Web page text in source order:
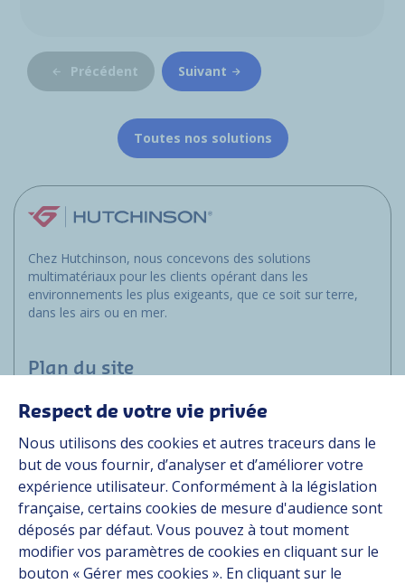
Précédent Suivant
Toutes nos solutions
Chez Hutchinson, nous concevons des solutions
multimatériaux pour les clients opérant dans les
environnements les plus exigeants, que ce soit sur terre,
dans les airs ou en mer.
Plan du site
Marchés
Solutions
Ressources
À propos
Carrière
Contact
Respect de votre vie privée
Nous utilisons des cookies et autres traceurs dans le
but de vous fournir, d’analyser et d’améliorer votre
expérience utilisateur. Conformément à la législation
française, certains cookies de mesure d'audience sont
déposés par défaut. Vous pouvez à tout moment
modifier vos paramètres de cookies en cliquant sur le
bouton « Gérer mes cookies ». En cliquant sur le